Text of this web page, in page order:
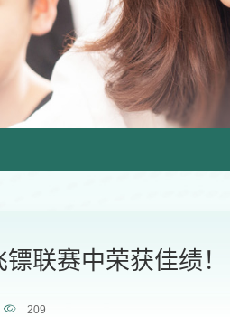
联赛中荣获佳绩！
209